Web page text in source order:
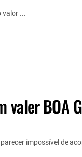
valor ...
valer BOA
impossível de